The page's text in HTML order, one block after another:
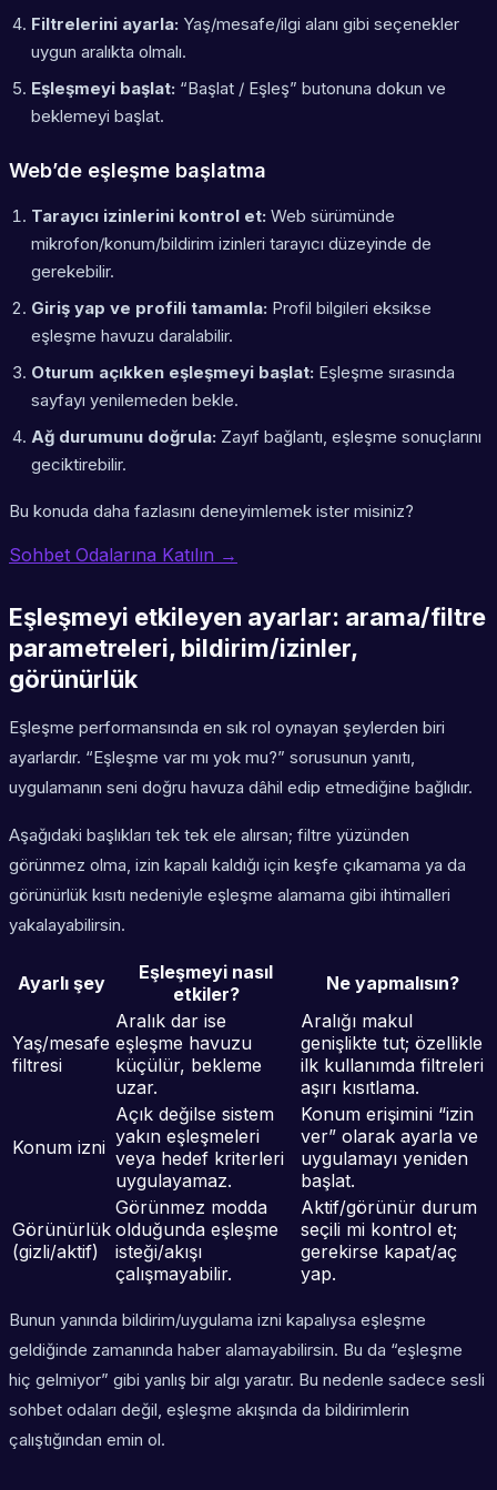
Filtrelerini ayarla: Yaş/mesafe/ilgi alanı gibi seçenekler
uygun aralıkta olmalı.
Eşleşmeyi başlat: “Başlat / Eşleş” butonuna dokun ve
beklemeyi başlat.
Web’de eşleşme başlatma
Tarayıcı izinlerini kontrol et: Web sürümünde
mikrofon/konum/bildirim izinleri tarayıcı düzeyinde de
gerekebilir.
Giriş yap ve profili tamamla: Profil bilgileri eksikse
eşleşme havuzu daralabilir.
Oturum açıkken eşleşmeyi başlat: Eşleşme sırasında
sayfayı yenilemeden bekle.
Ağ durumunu doğrula: Zayıf bağlantı, eşleşme sonuçlarını
geciktirebilir.
Bu konuda daha fazlasını deneyimlemek ister misiniz?
Sohbet Odalarına Katılın →
Eşleşmeyi etkileyen ayarlar: arama/filtre
parametreleri, bildirim/izinler,
görünürlük
Eşleşme performansında en sık rol oynayan şeylerden biri
ayarlardır. “Eşleşme var mı yok mu?” sorusunun yanıtı,
uygulamanın seni doğru havuza dâhil edip etmediğine bağlıdır.
Aşağıdaki başlıkları tek tek ele alırsan; filtre yüzünden
görünmez olma, izin kapalı kaldığı için keşfe çıkamama ya da
görünürlük kısıtı nedeniyle eşleşme alamama gibi ihtimalleri
yakalayabilirsin.
Ayarlı şey
Eşleşmeyi nasıl
etkiler?
Ne yapmalısın?
Yaş/mesafe
filtresi
Aralık dar ise
eşleşme havuzu
küçülür, bekleme
uzar.
Aralığı makul
genişlikte tut; özellikle
ilk kullanımda filtreleri
aşırı kısıtlama.
Konum izni
Açık değilse sistem
yakın eşleşmeleri
veya hedef kriterleri
uygulayamaz.
Konum erişimini “izin
ver” olarak ayarla ve
uygulamayı yeniden
başlat.
Görünürlük
(gizli/aktif)
Görünmez modda
olduğunda eşleşme
isteği/akışı
çalışmayabilir.
Aktif/görünür durum
seçili mi kontrol et;
gerekirse kapat/aç
yap.
Bunun yanında bildirim/uygulama izni kapalıysa eşleşme
geldiğinde zamanında haber alamayabilirsin. Bu da “eşleşme
hiç gelmiyor” gibi yanlış bir algı yaratır. Bu nedenle sadece sesli
sohbet odaları değil, eşleşme akışında da bildirimlerin
çalıştığından emin ol.